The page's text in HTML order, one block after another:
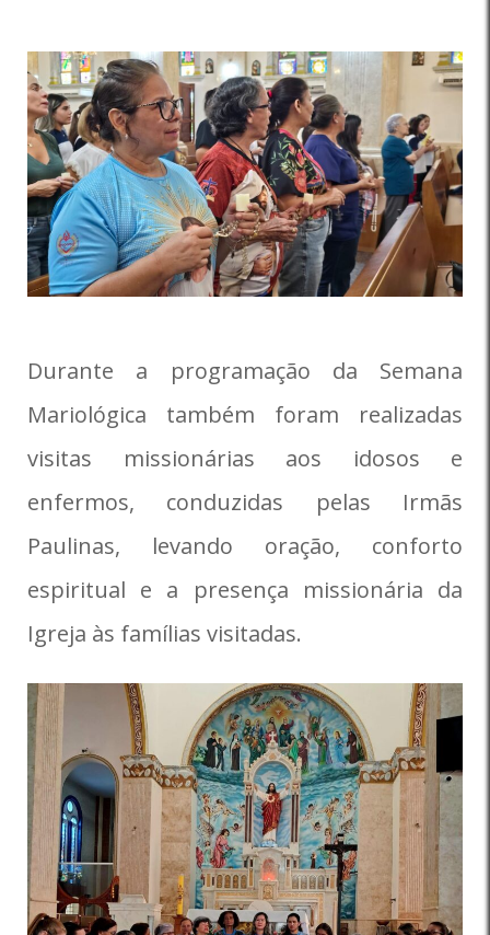
Durante a programação da Semana
Mariológica também foram realizadas
visitas missionárias aos idosos e
enfermos, conduzidas pelas Irmãs
Paulinas, levando oração, conforto
espiritual e a presença missionária da
Igreja às famílias visitadas.